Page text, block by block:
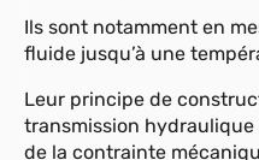
Ils sont notamment en
fluide jusqu’à une
Leur principe de
transmission
de la contrainte